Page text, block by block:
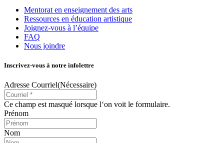
Mentorat en enseignement des arts
Ressources en éducation artistique
Joignez-vous à l’équipe
FAQ
Nous joindre
Inscrivez-vous à notre infolettre
Adresse Courriel(Nécessaire)
Ce champ est masqué lorsque l‘on voit le formulaire.
Prénom
Nom